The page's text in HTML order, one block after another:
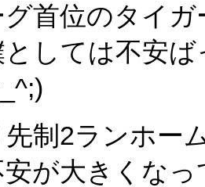
グ首位のタイ
としては不安
制2ランホー
安が大きくな